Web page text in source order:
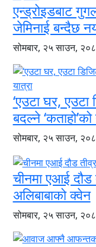
एन्ड्रोइडबाट
जेमिनाई बन्दैछ
सोमबार, २५ साउन,
‘एउटा घर, एउटा
बदल्ने ‘कताहो’को
सोमबार, २५ साउन,
चीनमा एआई दौड
अलिबाबाको क्वेन
सोमबार, २५ साउन,